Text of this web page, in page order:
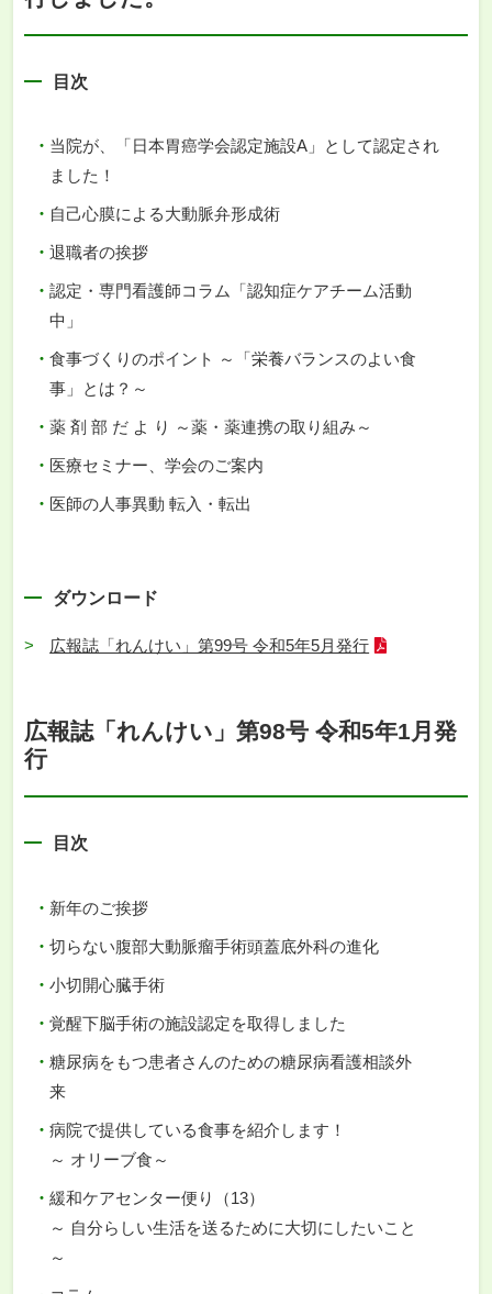
目次
当院が、「日本胃癌学会認定施設A」として認定され
ました！
自己心膜による大動脈弁形成術
退職者の挨拶
認定・専門看護師コラム「認知症ケアチーム活動
中」
食事づくりのポイント ～「栄養バランスのよい食
事」とは？～
薬 剤 部 だ よ り ～薬・薬連携の取り組み～
医療セミナー、学会のご案内
医師の人事異動 転入・転出
ダウンロード
広報誌「れんけい」第99号 令和5年5月発行
広報誌「れんけい」第98号 令和5年1月発
行
目次
新年のご挨拶
切らない腹部大動脈瘤手術頭蓋底外科の進化
小切開心臓手術
覚醒下脳手術の施設認定を取得しました
糖尿病をもつ患者さんのための糖尿病看護相談外
来
病院で提供している食事を紹介します！
～ オリーブ食～
緩和ケアセンター便り（13）
～ 自分らしい生活を送るために大切にしたいこと
～